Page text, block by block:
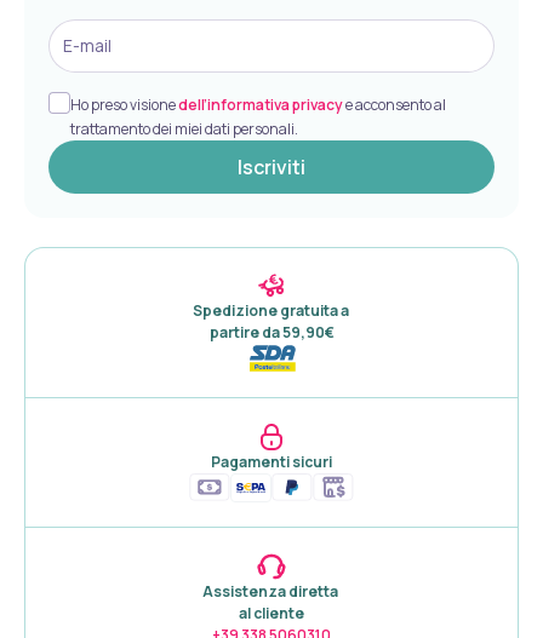
E-mail
Ho preso visionedell’informativa privacye acconsento al
trattamento dei miei dati personali.
Iscriviti
Spedizione gratuita a
partire da 59,90€
Pagamenti sicuri
Assistenza diretta
al cliente